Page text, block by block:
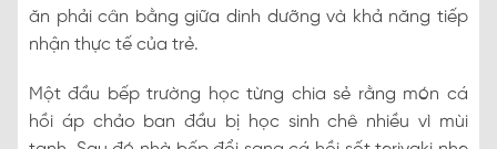
ăn phải cân bằng giữa dinh dưỡng và khả năng tiếp
nhận thực tế của trẻ.
Một đầu bếp trường học từng chia sẻ rằng món cá
hồi áp chảo ban đầu bị học sinh chê nhiều vì mùi